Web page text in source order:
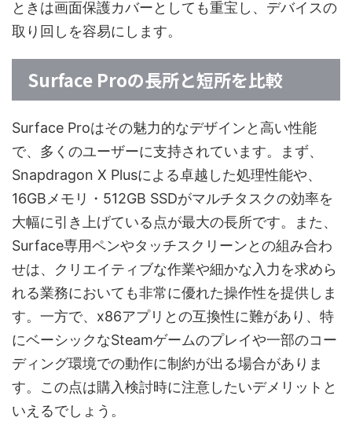
ときは画面保護カバーとしても重宝し、デバイスの
取り回しを容易にします。
Surface Proの長所と短所を比較
Surface Proはその魅力的なデザインと高い性能
で、多くのユーザーに支持されています。まず、
Snapdragon X Plusによる卓越した処理性能や、
16GBメモリ・512GB SSDがマルチタスクの効率を
大幅に引き上げている点が最大の長所です。また、
Surface専用ペンやタッチスクリーンとの組み合わ
せは、クリエイティブな作業や細かな入力を求めら
れる業務においても非常に優れた操作性を提供しま
す。一方で、x86アプリとの互換性に難があり、特
にベーシックなSteamゲームのプレイや一部のコー
ディング環境での動作に制約が出る場合がありま
す。この点は購入検討時に注意したいデメリットと
いえるでしょう。